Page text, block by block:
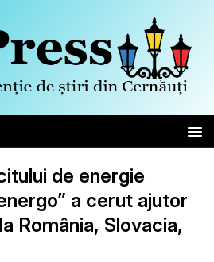
de energie
a cerut ajutor
România, Slovacia,